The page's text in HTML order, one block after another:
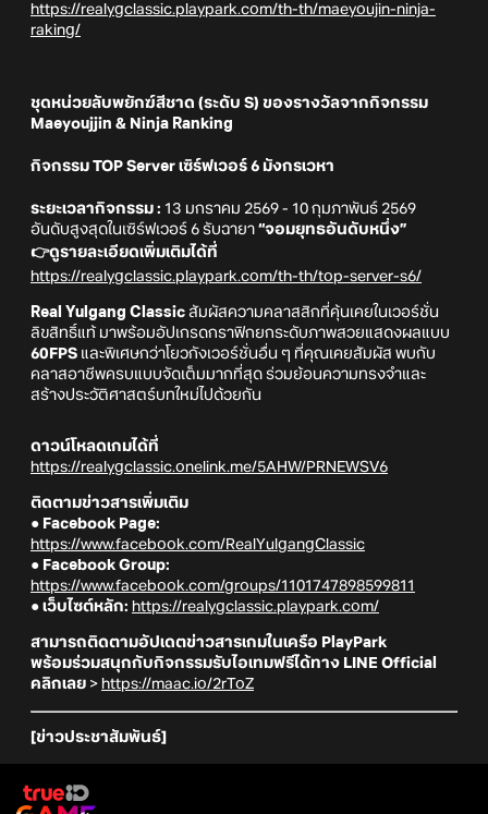
https://realygclassic.playpark.com/th-th/maeyoujin-ninja-
raking/
ชุดหน่วยลับพยักฆ์สีชาด (ระดับ S) ของรางวัลจากกิจกรรม
Maeyoujjin & Ninja Ranking
กิจกรรม TOP Server เซิร์ฟเวอร์ 6 มังกรเวหา
ระยะเวลากิจกรรม : 13 มกราคม 2569 - 10 กุมภาพันธ์ 2569
อันดับสูงสุดในเซิร์ฟเวอร์ 6 รับฉายา “จอมยุทธอันดับหนึ่ง”
👉ดูรายละเอียดเพิ่มเติมได้ที่
https://realygclassic.playpark.com/th-th/top-server-s6/
Real Yulgang Classic สัมผัสความคลาสสิกที่คุ้นเคยในเวอร์ชั่น
ลิขสิทธิ์แท้ มาพร้อมอัปเกรดกราฟิกยกระดับภาพสวยแสดงผลแบบ
60FPS และพิเศษกว่าโยวกังเวอร์ชั่นอื่น ๆ ที่คุณเคยสัมผัส พบกับ
คลาสอาชีพครบแบบจัดเต็มมากที่สุด ร่วมย้อนความทรงจำและ
สร้างประวัติศาสตร์บทใหม่ไปด้วยกัน
ดาวน์โหลดเกมได้ที่
https://realygclassic.onelink.me/5AHW/PRNEWSV6
ติดตามข่าวสารเพิ่มเติม
● Facebook Page:
https://www.facebook.com/RealYulgangClassic
● Facebook Group:
https://www.facebook.com/groups/1101747898599811
● เว็บไซต์หลัก: https://realygclassic.playpark.com/
สามารถติดตามอัปเดตข่าวสารเกมในเครือ PlayPark
พร้อมร่วมสนุกกับกิจกรรมรับไอเทมฟรีได้ทาง LINE Official
คลิกเลย > https://maac.io/2rToZ
[ข่าวประชาสัมพันธ์]